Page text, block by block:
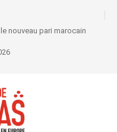
nouveau pari marocain